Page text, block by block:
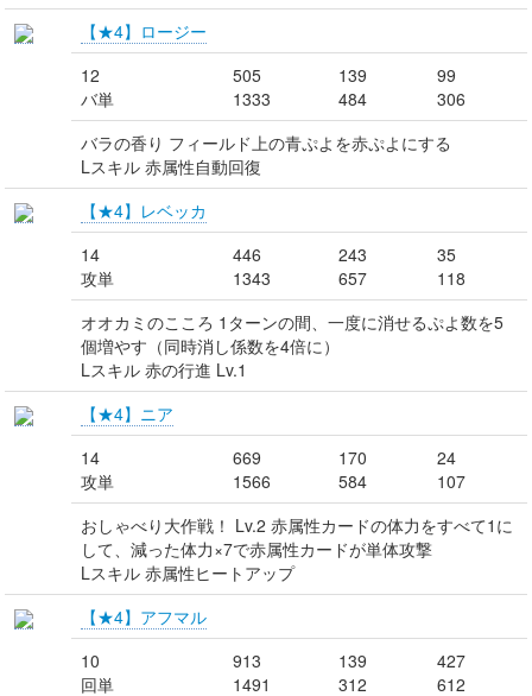
【★4】ロージー
12
バ単
505
1333
139
484
99
306
バラの香り フィールド上の青ぷよを赤ぷよにする
Lスキル 赤属性自動回復
【★4】レベッカ
14
攻単
446
1343
243
657
35
118
オオカミのこころ 1ターンの間、一度に消せるぷよ数を5
個増やす（同時消し係数を4倍に）
Lスキル 赤の行進 Lv.1
【★4】ニア
14
攻単
669
1566
170
584
24
107
おしゃべり大作戦！ Lv.2 赤属性カードの体力をすべて1に
して、減った体力×7で赤属性カードが単体攻撃
Lスキル 赤属性ヒートアップ
【★4】アフマル
10
回単
913
1491
139
312
427
612